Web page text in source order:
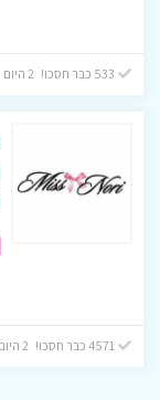
4571 כבר חסכו! 2 היום